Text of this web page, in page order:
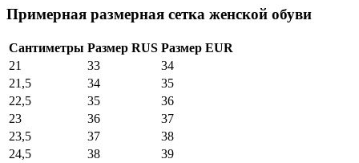
Примерная размерная сетка женской обуви
Сантиметры Размер RUS Размер EUR
21
33
34
21,5
34
35
22,5
35
36
23
36
37
23,5
37
38
24,5
38
39